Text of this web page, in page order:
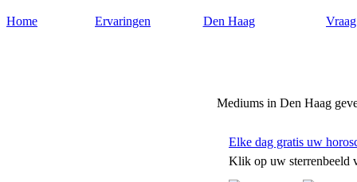
Home Ervaringen Den Haag
Mediums in Den Haag
Elke dag gratis uw
Klik op uw sterrenbeeld